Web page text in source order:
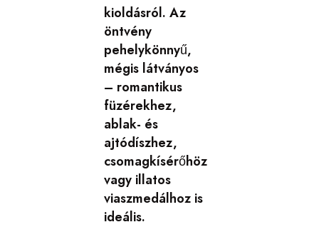
kioldásról. Az
öntvény
pehelykönnyű,
mégis látványos
– romantikus
füzérekhez,
ablak- és
ajtódíszhez,
csomagkísérőhöz
vagy illatos
viaszmedálhoz is
ideális.